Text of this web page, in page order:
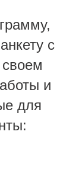
с
и
для